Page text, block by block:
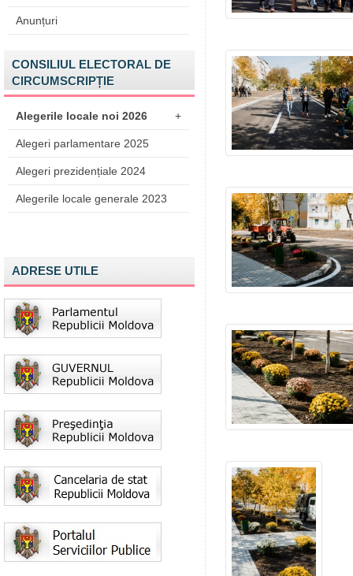
Anunțuri
CONSILIUL ELECTORAL DE
CIRCUMSCRIPȚIE
Alegerile locale noi 2026 +
Alegeri parlamentare 2025
Alegeri prezidențiale 2024
Alegerile locale generale 2023
ADRESE UTILE